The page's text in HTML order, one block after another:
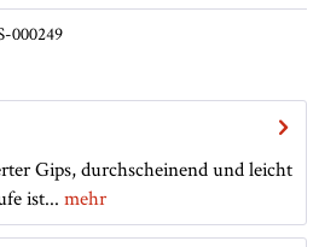
000249
Gips, durchscheinend und leicht
ist... mehr